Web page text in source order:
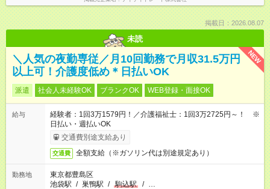
掲載日：2026.08.07
未読
NEW
＼人気の夜勤専従／月10回勤務で月収31.5万円
以上可！介護度低め＊日払いOK
派遣 社会人未経験OK ブランクOK WEB登録・面接OK
給与
経験者：1回3万1579円！／介護福祉士：1回3万2725円～！ ※
日払い・週払いOK
交通費別途支給あり
交通費 全額支給（※ガソリン代は別途規定あり）
勤務地
東京都豊島区
池袋駅 / 巣鴨駅 / 駒込駅 / …